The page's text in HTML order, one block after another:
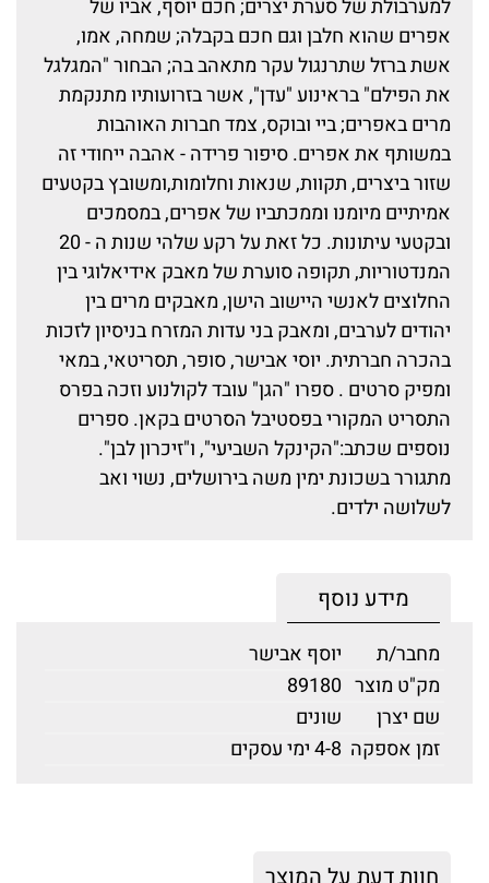
למערבולת של סערת יצרים; חכם יוסף, אביו של
אפרים שהוא חלבן וגם חכם בקבלה; שמחה, אמו,
אשת ברזל שתרנגול עקר מתאהב בה; הבחור "המגלגל
את הפילם" בראינוע "עדן", אשר בזרועותיו מתנקמת
מרים באפרים; ביי ובוקס, צמד חברות האוהבות
במשותף את אפרים. סיפור פרידה - אהבה ייחודי זה
שזור ביצרים, תקוות, שנאות וחלומות,ומשובץ בקטעים
אמיתיים מיומנו וממכתביו של אפרים, במסמכים
ובקטעי עיתונות. כל זאת על רקע שלהי שנות ה - 20
המנדטוריות, תקופה סוערת של מאבק אידיאלוגי בין
החלוצים לאנשי היישוב הישן, מאבקים מרים בין
יהודים לערבים, ומאבק בני עדות המזרח בניסיון לזכות
בהכרה חברתית. יוסי אבישר, סופר, תסריטאי, במאי
ומפיק סרטים . ספרו "הגן" עובד לקולנוע וזכה בפרס
התסריט המקורי בפסטיבל הסרטים בקאן. ספרים
נוספים שכתב:"הקינקל השביעי", ו"זיכרון לבן".
מתגורר בשכונת ימין משה בירושלים, נשוי ואב
לשלושה ילדים.
מידע נוסף
מחבר/ת
יוסף אבישר
מק"ט מוצר 89180
שם יצרן
שונים
זמן אספקה 4-8 ימי עסקים